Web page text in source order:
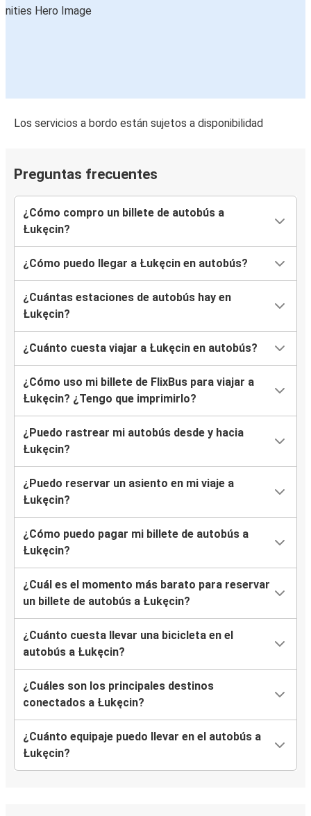
Los servicios a bordo están sujetos a disponibilidad
Preguntas frecuentes
¿Cómo compro un billete de autobús a
Łukęcin?
¿Cómo puedo llegar a Łukęcin en autobús?
¿Cuántas estaciones de autobús hay en
Łukęcin?
¿Cuánto cuesta viajar a Łukęcin en autobús?
¿Cómo uso mi billete de FlixBus para viajar a
Łukęcin? ¿Tengo que imprimirlo?
¿Puedo rastrear mi autobús desde y hacia
Łukęcin?
¿Puedo reservar un asiento en mi viaje a
Łukęcin?
¿Cómo puedo pagar mi billete de autobús a
Łukęcin?
¿Cuál es el momento más barato para reservar
un billete de autobús a Łukęcin?
¿Cuánto cuesta llevar una bicicleta en el
autobús a Łukęcin?
¿Cuáles son los principales destinos
conectados a Łukęcin?
¿Cuánto equipaje puedo llevar en el autobús a
Łukęcin?